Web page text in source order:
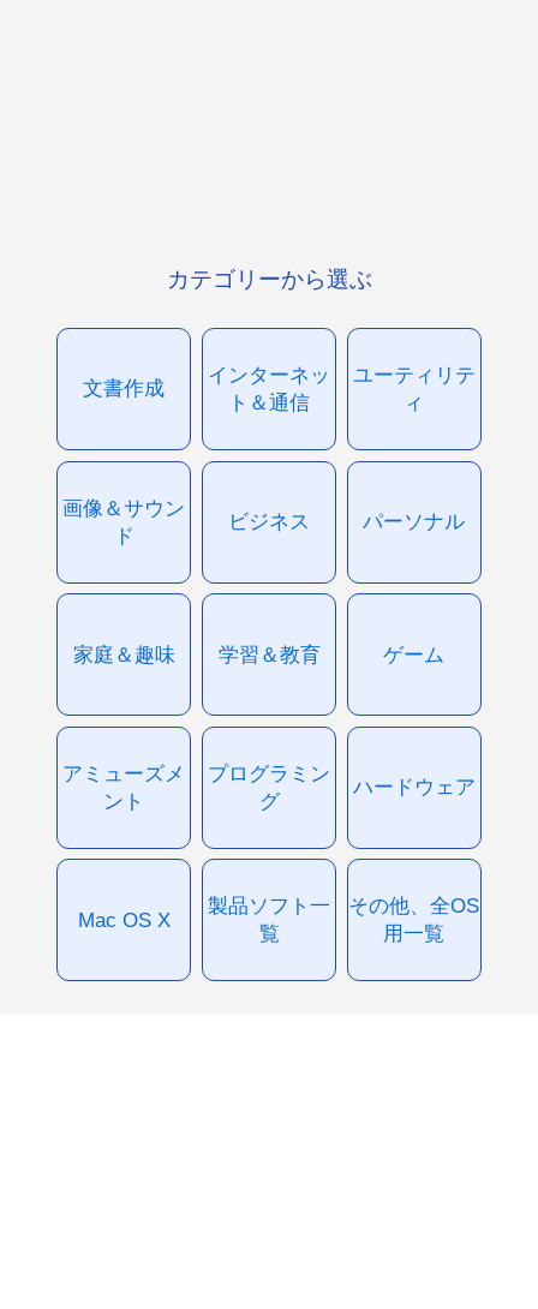
カテゴリーから選ぶ
文書作成
インターネッ
ト＆通信
ユーティリテ
ィ
画像＆サウン
ド
ビジネス パーソナル
家庭＆趣味 学習＆教育 ゲーム
アミューズメ
ント
プログラミン
グ
ハードウェア
Mac OS X
製品ソフト一
覧
その他、全OS
用一覧